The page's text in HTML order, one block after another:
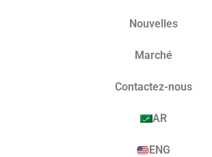
Nouvelles
Marché​
Contactez-nous
AR
ENG